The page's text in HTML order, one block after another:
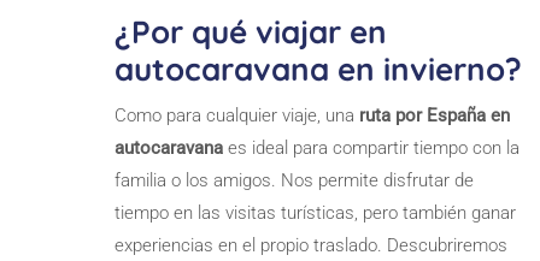
¿Por qué viajar en
autocaravana en invierno?
Como para cualquier viaje, una ruta por España en
autocaravana es ideal para compartir tiempo con la
familia o los amigos. Nos permite disfrutar de
tiempo en las visitas turísticas, pero también ganar
experiencias en el propio traslado. Descubriremos